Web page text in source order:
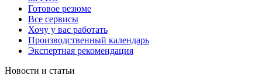
Готовое резюме
Все сервисы
Хочу у вас работать
Производственный календарь
Экспертная рекомендация
Новости и статьи